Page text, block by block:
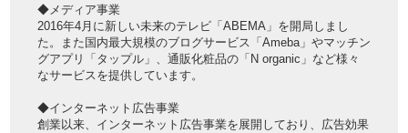
◆メディア事業
2016年4月に新しい未来のテレビ「ABEMA」を開局しまし
た。また国内最大規模のブログサービス「Ameba」やマッチン
グアプリ「タップル」、通販化粧品の「N organic」など様々
なサービスを提供しています。
◆インターネット広告事業
創業以来、インターネット広告事業を展開しており、広告効果